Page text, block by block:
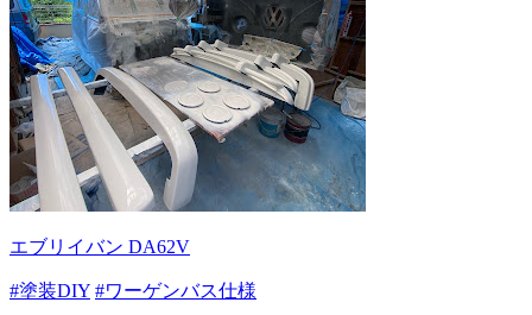
エブリイバン DA62V
#塗装DIY #ワーゲンバス仕様